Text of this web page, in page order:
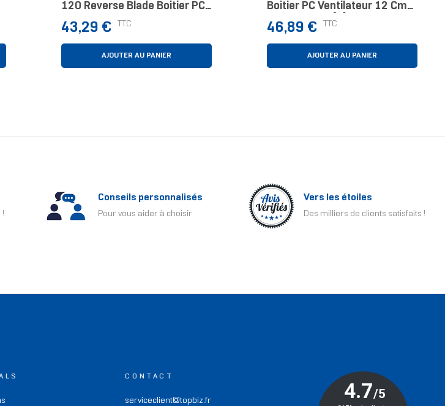
120 Reverse Blade Boitier PC
Ventilateur 12 Cm Noir 1
Pièce(s)
Prix
43,29 € TTC
AJOUTER AU PANIER
Boitier PC Ventilateur 12 Cm
Blanc 1 Pièce(s)
Prix
46,89 € TTC
AJOUTER AU PANIER
!
Conseils personnalisés
Pour vous aider à choisir
Vers les étoiles
Des milliers de clients satisfaits !
CONTACT
serviceclient@topbiz.fr